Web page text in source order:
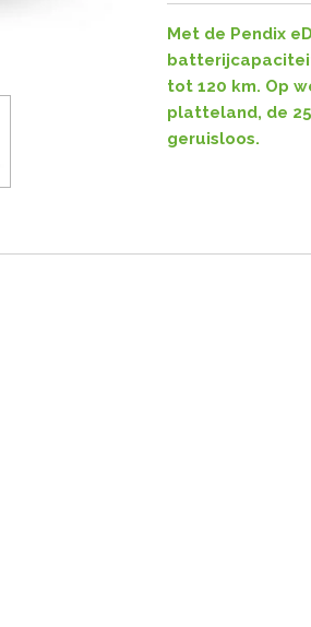
Met de Pendix
tot 120 km. Op
platteland, de
geruisloos.